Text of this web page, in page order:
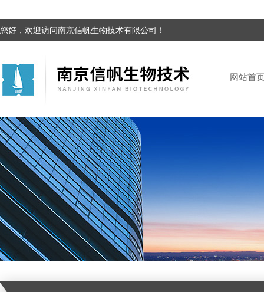
您好，欢迎访问南京信帆生物技术有限公司！
网站首